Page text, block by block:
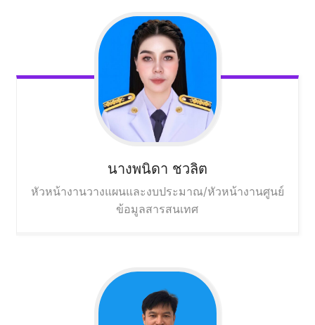
นางพนิดา ชวลิต
หัวหน้างานวางแผนและงบประมาณ/หัวหน้างานศูนย์
ข้อมูลสารสนเทศ